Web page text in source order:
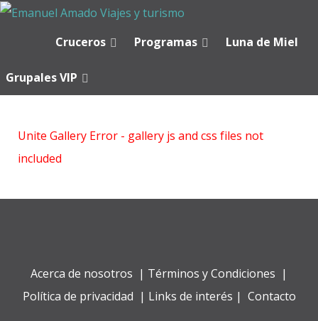
Cruceros Programas Luna de Miel
Grupales VIP
Unite Gallery Error - gallery js and css files not
included
Acerca de nosotros | Términos y Condiciones |
Política de privacidad | Links de interés | Contacto